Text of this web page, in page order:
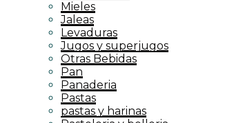
Mieles
Jaleas
Levaduras
Jugos y superjugos
Otras Bebidas
Pan
Panaderia
Pastas
pastas y harinas